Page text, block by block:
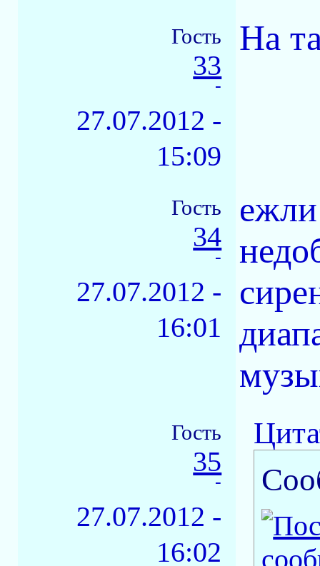
Гость
33
-
27.07.2012 -
15:09
На
Гость
34
-
27.07.2012 -
16:01
Гость
35
-
27.07.2012 -
16:02